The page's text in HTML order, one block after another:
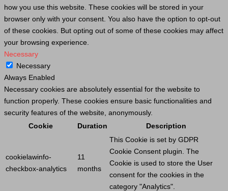
how you use this website. These cookies will be stored in your
browser only with your consent. You also have the option to opt-out
of these cookies. But opting out of some of these cookies may affect
your browsing experience.
Necessary
Necessary
Always Enabled
Necessary cookies are absolutely essential for the website to
function properly. These cookies ensure basic functionalities and
security features of the website, anonymously.
Cookie
Duration Description
cookielawinfo-
checkbox-analytics
11
months
This Cookie is set by GDPR
Cookie Consent plugin. The
Cookie is used to store the User
consent for the cookies in the
category "Analytics".